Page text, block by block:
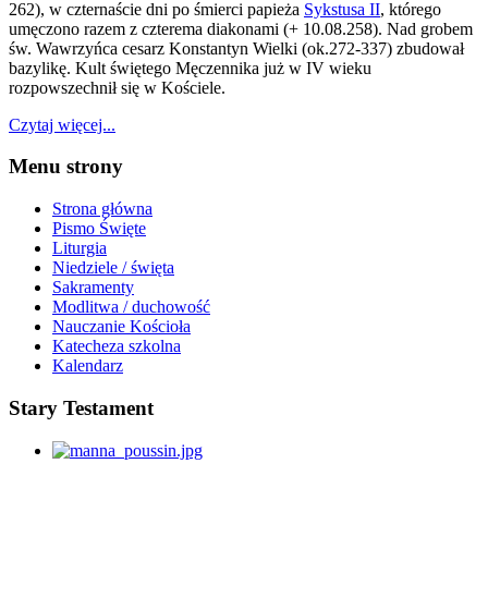
262), w czternaście dni po śmierci papieża Sykstusa II, którego
umęczono razem z czterema diakonami (+ 10.08.258). Nad grobem
św. Wawrzyńca cesarz Konstantyn Wielki (ok.272-337) zbudował
bazylikę. Kult świętego Męczennika już w IV wieku
rozpowszechnił się w Kościele.
Czytaj więcej...
Menu strony
Strona główna
Pismo Święte
Liturgia
Niedziele / święta
Sakramenty
Modlitwa / duchowość
Nauczanie Kościoła
Katecheza szkolna
Kalendarz
Stary Testament